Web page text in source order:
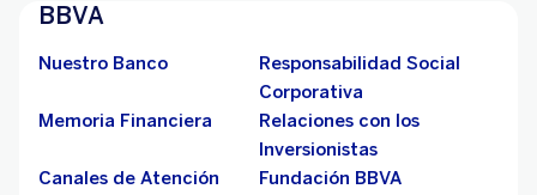
BBVA
Nuestro Banco
Responsabilidad Social
Corporativa
Memoria Financiera
Relaciones con los
Inversionistas
Canales de Atención
Fundación BBVA